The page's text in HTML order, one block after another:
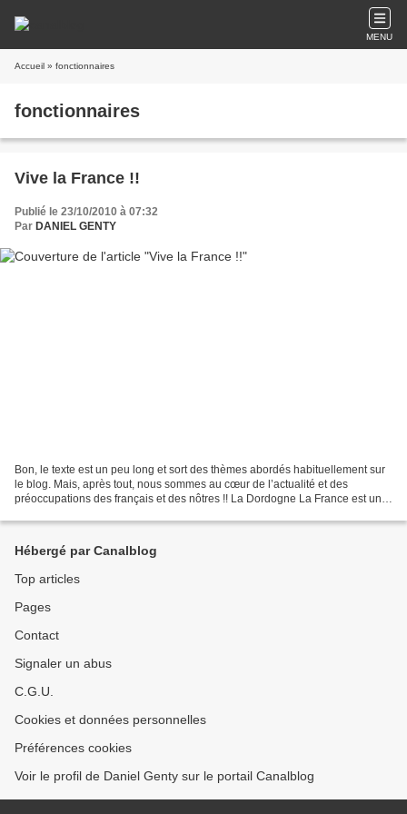
MENU
Accueil » fonctionnaires
fonctionnaires
Vive la France !!
Publié le 23/10/2010 à 07:32
Par DANIEL GENTY
Bon, le texte est un peu long et sort des thèmes abordés habituellement sur
le blog. Mais, après tout, nous sommes au cœur de l’actualité et des
préoccupations des français et des nôtres !! La Dordogne La France est un
Hébergé par Canalblog
Top articles
Pages
Contact
Signaler un abus
C.G.U.
Cookies et données personnelles
Préférences cookies
Voir le profil de Daniel Genty sur le portail Canalblog